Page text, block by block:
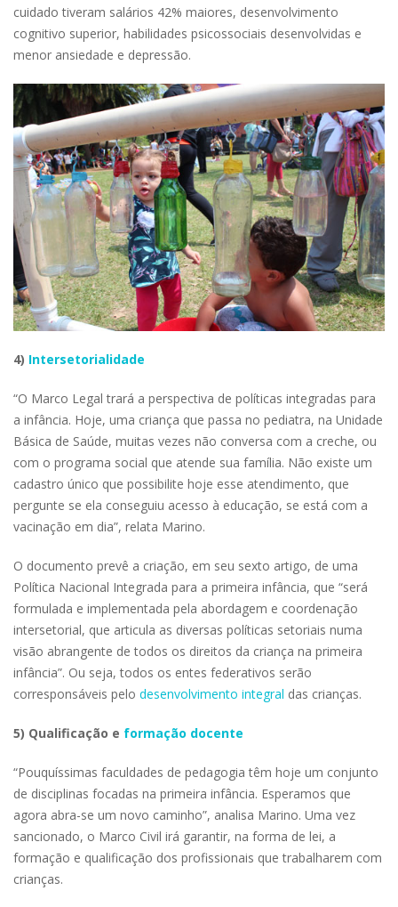
cuidado tiveram salários 42% maiores, desenvolvimento
cognitivo superior, habilidades psicossociais desenvolvidas e
menor ansiedade e depressão.
4) Intersetorialidade
“O Marco Legal trará a perspectiva de políticas integradas para
a infância. Hoje, uma criança que passa no pediatra, na Unidade
Básica de Saúde, muitas vezes não conversa com a creche, ou
com o programa social que atende sua família. Não existe um
cadastro único que possibilite hoje esse atendimento, que
pergunte se ela conseguiu acesso à educação, se está com a
vacinação em dia”, relata Marino.
O documento prevê a criação, em seu sexto artigo, de uma
Política Nacional Integrada para a primeira infância, que “será
formulada e implementada pela abordagem e coordenação
intersetorial, que articula as diversas políticas setoriais numa
visão abrangente de todos os direitos da criança na primeira
infância”. Ou seja, todos os entes federativos serão
corresponsáveis pelo desenvolvimento integral das crianças.
5) Qualificação e formação docente
“Pouquíssimas faculdades de pedagogia têm hoje um conjunto
de disciplinas focadas na primeira infância. Esperamos que
agora abra-se um novo caminho”, analisa Marino. Uma vez
sancionado, o Marco Civil irá garantir, na forma de lei, a
formação e qualificação dos profissionais que trabalharem com
crianças.